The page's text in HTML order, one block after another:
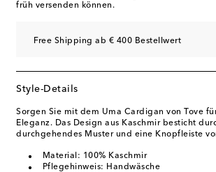
früh versenden können.
Free Shipping ab € 400 Bestellwert
Style-Details
Sorgen Sie mit dem Uma Cardigan von Tove
Eleganz. Das Design aus Kaschmir besticht
durchgehendes Muster und eine Knopfleiste
Material: 100% Kaschmir
Pflegehinweis: Handwäsche